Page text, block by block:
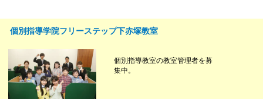
個別指導学院フリーステップ下赤塚教室
個別指導教室の教室管理者を募
集中。